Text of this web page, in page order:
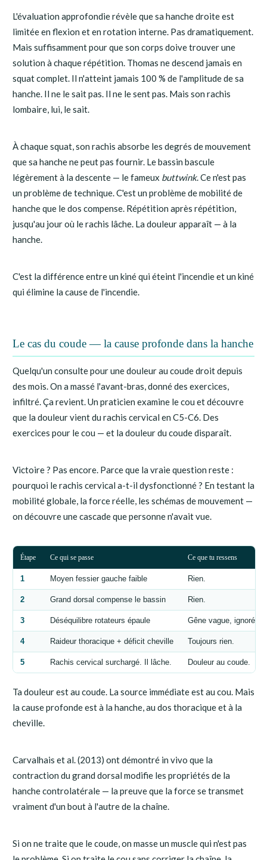
L'évaluation approfondie révèle que sa hanche droite est
limitée en flexion et en rotation interne. Pas dramatiquement.
Mais suffisamment pour que son corps doive trouver une
solution à chaque répétition. Thomas ne descend jamais en
squat complet. Il n'atteint jamais 100 % de l'amplitude de sa
hanche. Il ne le sait pas. Il ne le sent pas. Mais son rachis
lombaire, lui, le sait.
À chaque squat, son rachis absorbe les degrés de mouvement
que sa hanche ne peut pas fournir. Le bassin bascule
légèrement à la descente — le fameux buttwink. Ce n'est pas
un problème de technique. C'est un problème de mobilité de
hanche que le dos compense. Répétition après répétition,
jusqu'au jour où le rachis lâche. La douleur apparaît — à la
hanche.
C'est la différence entre un kiné qui éteint l'incendie et un kiné
qui élimine la cause de l'incendie.
Le cas du coude — la cause profonde dans la hanche
Quelqu'un consulte pour une douleur au coude droit depuis
des mois. On a massé l'avant-bras, donné des exercices,
infiltré. Ça revient. Un praticien examine le cou et découvre
que la douleur vient du rachis cervical en C5-C6. Des
exercices pour le cou — et la douleur du coude disparaît.
Victoire ? Pas encore. Parce que la vraie question reste :
pourquoi le rachis cervical a-t-il dysfonctionné ? En testant la
mobilité globale, la force réelle, les schémas de mouvement —
on découvre une cascade que personne n'avait vue.
Étape Ce qui se passe Ce que tu ressens
1 Moyen fessier gauche faible Rien.
2 Grand dorsal compense le bassin Rien.
3 Déséquilibre rotateurs épaule Gêne vague, ignorée.
4 Raideur thoracique + déficit cheville Toujours rien.
5 Rachis cervical surchargé. Il lâche. Douleur au coude.
Ta douleur est au coude. La source immédiate est au cou. Mais
la cause profonde est à la hanche, au dos thoracique et à la
cheville.
Carvalhais et al. (2013) ont démontré in vivo que la
contraction du grand dorsal modifie les propriétés de la
hanche controlatérale — la preuve que la force se transmet
vraiment d'un bout à l'autre de la chaîne.
Si on ne traite que le coude, on masse un muscle qui n'est pas